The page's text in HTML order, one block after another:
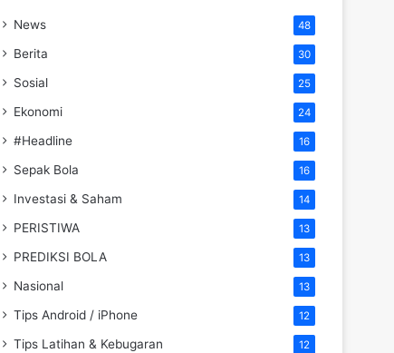
News 48
Berita 30
Sosial 25
Ekonomi 24
#Headline 16
Sepak Bola 16
Investasi & Saham 14
PERISTIWA 13
PREDIKSI BOLA 13
Nasional 13
Tips Android / iPhone 12
Tips Latihan & Kebugaran 12